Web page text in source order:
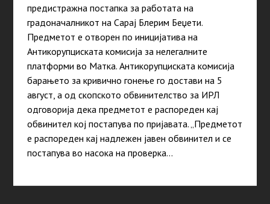
предистражна постапка за работата на
градоначалникот на Сарај Блерим Беџети.
Предметот е отворен по иницијатива на
Антикорупциската комисија за нелегалните
платформи во Матка. Антикорупциската комисија
барањето за кривично гонење го достави на 5
август, а од скопското обвинителство за ИРЛ
одговорија дека предметот е распореден кај
обвинител кој постапува по пријавата. „Предметот
е распореден кај надлежен јавен обвинител и се
постапува во насока на проверка…